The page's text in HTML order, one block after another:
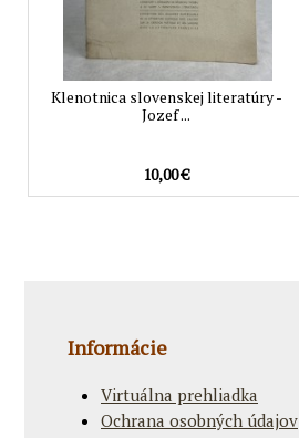
Klenotnica slovenskej literatúry -
Jozef ...
10,00 €
Informácie
Virtuálna prehliadka
Ochrana osobných údajov